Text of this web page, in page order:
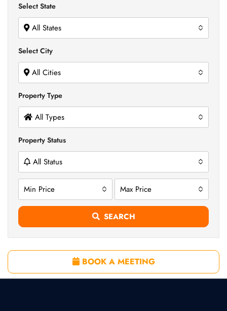
Select State
All States
Select City
All Cities
Property Type
All Types
Property Status
All Status
Min Price Max Price
SEARCH
BOOK A MEETING